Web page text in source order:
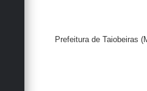
Prefeitura de Taiobeiras